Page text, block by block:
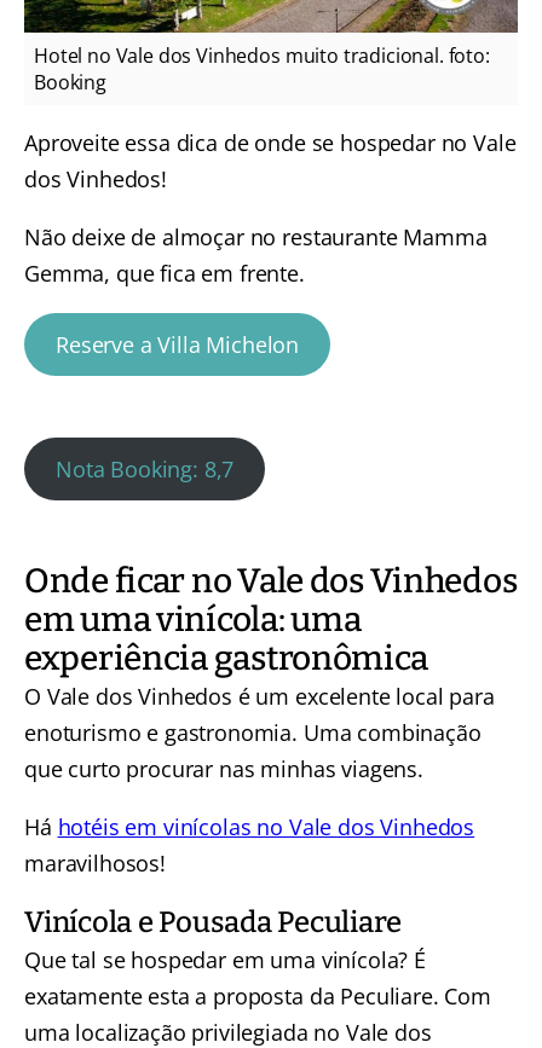
Hotel no Vale dos Vinhedos muito tradicional. foto:
Booking
Aproveite essa dica de onde se hospedar no Vale
dos Vinhedos!
Não deixe de almoçar no restaurante Mamma
Gemma, que fica em frente.
Reserve a Villa Michelon
Nota Booking: 8,7
Onde ficar no Vale dos Vinhedos
em uma vinícola: uma
experiência gastronômica
O Vale dos Vinhedos é um excelente local para
enoturismo e gastronomia. Uma combinação
que curto procurar nas minhas viagens.
Há hotéis em vinícolas no Vale dos Vinhedos
maravilhosos!
Vinícola e Pousada Peculiare
Que tal se hospedar em uma vinícola? É
exatamente esta a proposta da Peculiare. Com
uma localização privilegiada no Vale dos